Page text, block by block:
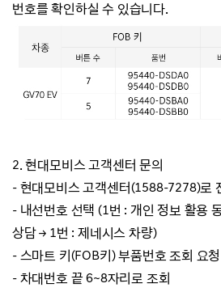
번호를 확인하실 수 있습니다.
2. 현대모비스 고객센터 문의
- 현대모비스 고객센터(1588-7278)로
- 내선번호 선택(1번 : 개인 정보 활용
상담→ 1번 : 제네시스 차량)
- 스마트 키(FOB키) 부품번호 조회 요청
- 차대번호 끝 6~8자리로 조회